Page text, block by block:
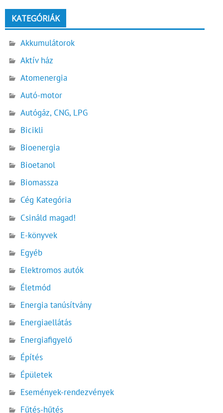
KATEGÓRIÁK
Akkumulátorok
Aktív ház
Atomenergia
Autó-motor
Autógáz, CNG, LPG
Bicikli
Bioenergia
Bioetanol
Biomassza
Cég Kategória
Csináld magad!
E-könyvek
Egyéb
Elektromos autók
Életmód
Energia tanúsítvány
Energiaellátás
Energiafigyelő
Építés
Épületek
Események-rendezvények
Fűtés-hűtés